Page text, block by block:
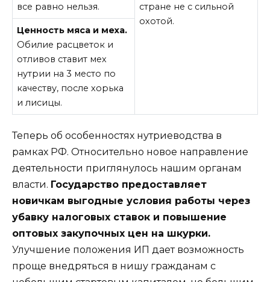
все равно нельзя.
стране не с сильной
охотой.
Ценность мяса и меха.
Обилие расцветок и
отливов ставит мех
нутрии на 3 место по
качеству, после хорька
и лисицы.
Теперь об особенностях нутриеводства в
рамках РФ. Относительно новое направление
деятельности приглянулось нашим органам
власти. Государство предоставляет
новичкам выгодные условия работы через
убавку налоговых ставок и повышение
оптовых закупочных цен на шкурки.
Улучшение положения ИП дает возможность
проще внедряться в нишу гражданам с